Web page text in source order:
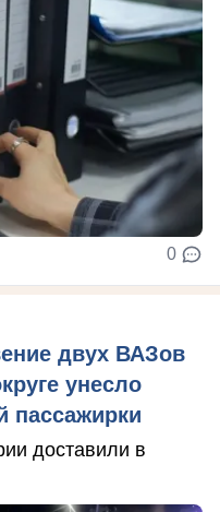
0
двух ВАЗов
унесло
пассажирки
доставили в